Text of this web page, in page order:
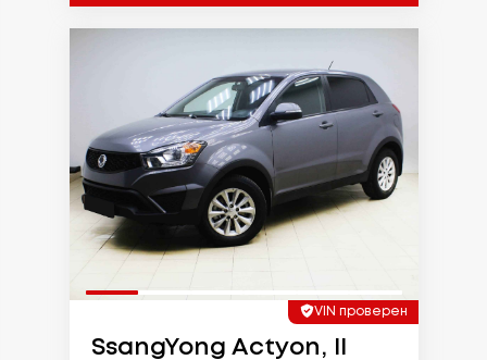
VIN проверен
SsangYong Actyon, II